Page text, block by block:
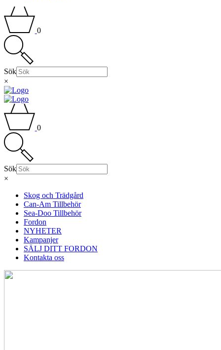
0
Sök
×
0
Sök
×
Skog och Trädgård
Can-Am Tillbehör
Sea-Doo Tillbehör
Fordon
NYHETER
Kampanjer
SÄLJ DITT FORDON
Kontakta oss